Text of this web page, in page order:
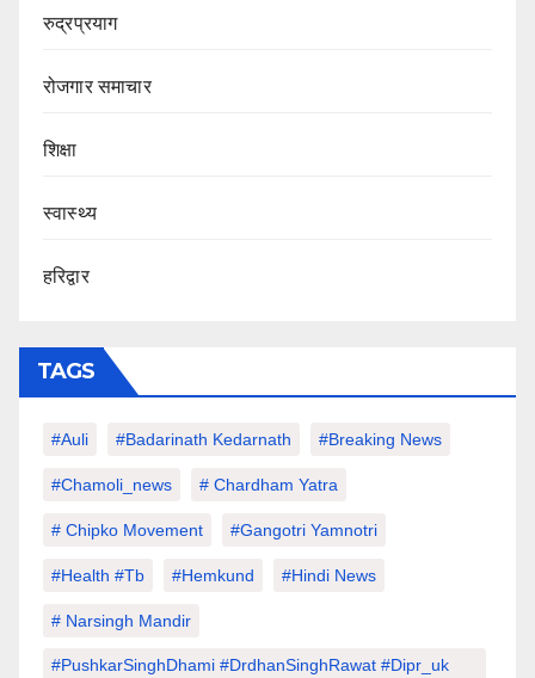
रुद्रप्रयाग
रोजगार समाचार
शिक्षा
स्वास्थ्य
हरिद्वार
TAGS
#auli #Badarinath Kedarnath #Breaking News
#chamoli_news # Chardham Yatra
# Chipko Movement #Gangotri Yamnotri
#Health #tb #hemkund #hindi News
# Narsingh Mandir
#PushkarSinghDhami #drdhanSinghRawat #dipr_uk